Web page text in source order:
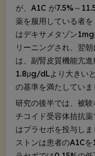
が、A1C が7.5%～
薬を服用している者
はデキサメタゾン
リーニングされ、翌
は、副腎皮質機能亢
1.8μg/dLより大きい
の基準を満たしていま
研究の後半では、被
チコイド受容体拮抗
はプラセボを投与し
ストンは患者のA1C